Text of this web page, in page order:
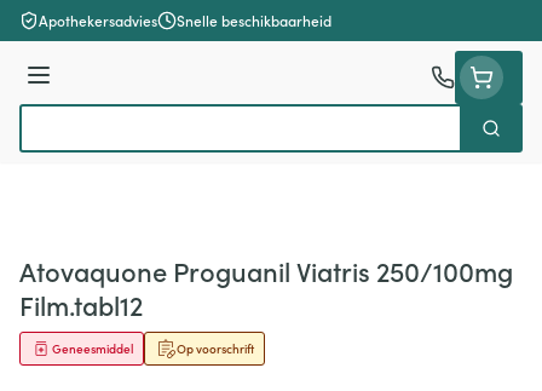
Ga naar de inhoud
Apothekersadvies Snelle beschikbaarheid
Menu
Zoek
Atovaquone Proguanil Viatris 250/100mg
Film.tabl12
Op voorschrift
Geneesmiddel